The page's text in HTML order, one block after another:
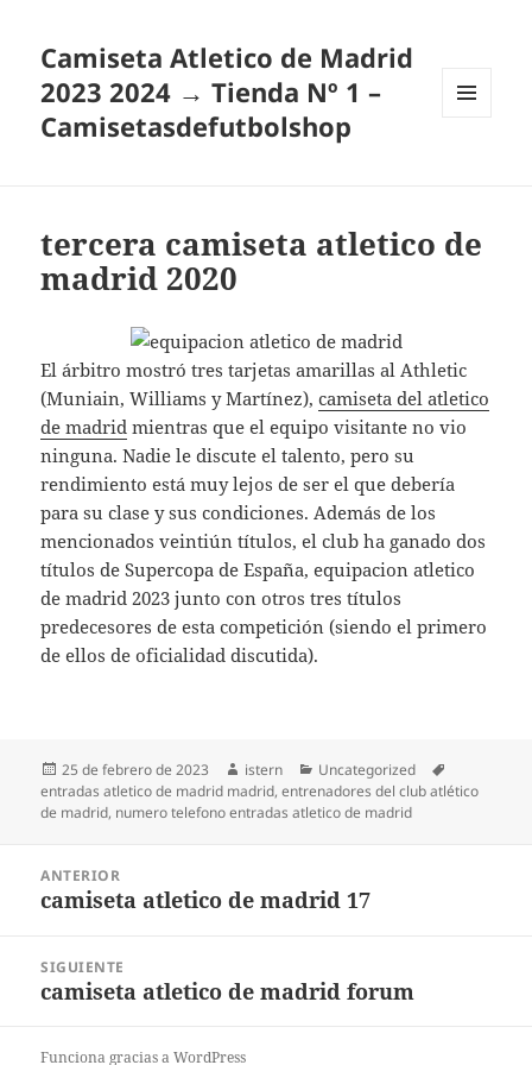
Camiseta Atletico de Madrid
2023 2024 → Tienda Nº 1 –
Camisetasdefutbolshop
tercera camiseta atletico de
madrid 2020
El árbitro mostró tres tarjetas amarillas al Athletic
(Muniain, Williams y Martínez),camiseta del atletico
de madrid mientras que el equipo visitante no vio
ninguna. Nadie le discute el talento, pero su
rendimiento está muy lejos de ser el que debería
para su clase y sus condiciones. Además de los
mencionados veintiún títulos, el club ha ganado dos
títulos de Supercopa de España, equipacion atletico
de madrid 2023 junto con otros tres títulos
predecesores de esta competición (siendo el primero
de ellos de oficialidad discutida).
Publicado
el
25 de febrero de 2023 Autor
istern Categorías
Uncategorized
entradas atletico de madrid madrid,entrenadores del club atlético
de madrid, numero telefono entradas atletico de madrid
entradas
ANTERIOR
Entrada
camiseta atletico de madrid 17
SIGUIENTE
Entrada
camiseta atletico de madrid forum
Funciona gracias a WordPress